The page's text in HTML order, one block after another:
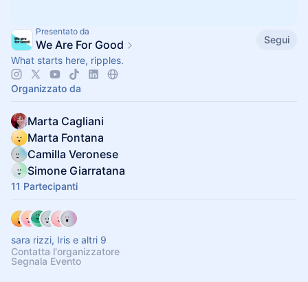
Presentato da
We Are For Good
Segui
What starts here, ripples.
Organizzato da
Marta Cagliani
Marta Fontana
Camilla Veronese
Simone Giarratana
11 Partecipanti
sara rizzi, Iris e altri 9
Contatta l'organizzatore
Segnala Evento